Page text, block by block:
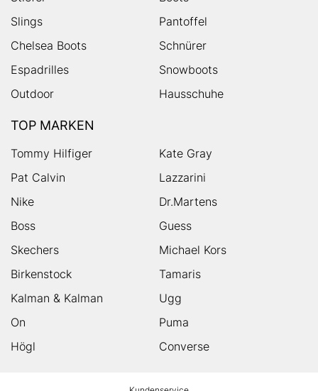
Slings
Pantoffel
Chelsea Boots
Schnürer
Espadrilles
Snowboots
Outdoor
Hausschuhe
TOP MARKEN
Tommy Hilfiger
Kate Gray
Pat Calvin
Lazzarini
Nike
Dr.Martens
Boss
Guess
Skechers
Michael Kors
Birkenstock
Tamaris
Kalman & Kalman
Ugg
On
Puma
Högl
Converse